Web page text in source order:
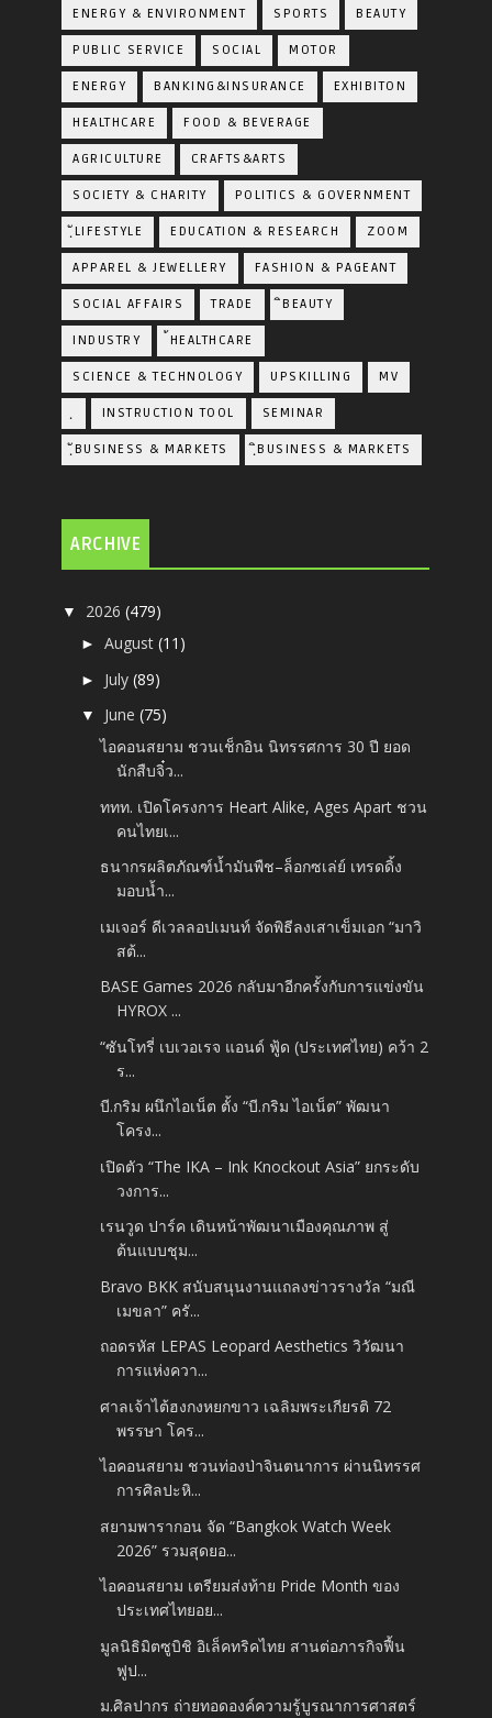
ENERGY & ENVIRONMENT SPORTS BEAUTY
PUBLIC SERVICE SOCIAL MOTOR
ENERGY BANKING&INSURANCE EXHIBITON
HEALTHCARE FOOD & BEVERAGE
AGRICULTURE CRAFTS&ARTS
SOCIETY & CHARITY POLITICS & GOVERNMENT
ฺัLIFESTYLE EDUCATION & RESEARCH ZOOM
APPAREL & JEWELLERY FASHION & PAGEANT
SOCIAL AFFAIRS TRADE ิBEAUTY
INDUSTRY ้HEALTHCARE
SCIENCE & TECHNOLOGY UPSKILLING MV
INSTRUCTION TOOL SEMINAR
ฺัBUSINESS & MARKETS ฺิBUSINESS & MARKETS
ARCHIVE
▼ 2026(479)
►August(11)
► July(89)
▼ June(75)
ไอคอนสยาม ชวนเช็กอิน นิทรรศการ 30 ปี ยอด
นักสืบจิ๋ว...
ททท. เปิดโครงการ Heart Alike, Ages Apart ชวน
คนไทยเ...
ธนากรผลิตภัณฑ์น้ำมันพืช–ล็อกซเล่ย์ เทรดดิ้ง
มอบน้ำ...
เมเจอร์ ดีเวลลอปเมนท์ จัดพิธีลงเสาเข็มเอก “มาวิ
สต้...
BASE Games 2026 กลับมาอีกครั้งกับการแข่งขัน
HYROX ...
“ซันโทรี่ เบเวอเรจ แอนด์ ฟู้ด (ประเทศไทย) คว้า 2
ร...
บี.กริม ผนึกไอเน็ต ตั้ง “บี.กริม ไอเน็ต” พัฒนา
โครง...
เปิดตัว “The IKA – Ink Knockout Asia” ยกระดับ
วงการ...
เรนวูด ปาร์ค เดินหน้าพัฒนาเมืองคุณภาพ สู่
ต้นแบบชุม...
Bravo BKK สนับสนุนงานแถลงข่าวรางวัล “มณี
เมขลา” ครั...
ถอดรหัส LEPAS Leopard Aesthetics วิวัฒนา
การแห่งควา...
ศาลเจ้าไต้ฮงกงหยกขาว เฉลิมพระเกียรติ 72
พรรษา โคร...
ไอคอนสยาม ชวนท่องป่าจินตนาการ ผ่านนิทรรศ
การศิลปะหิ...
สยามพารากอน จัด “Bangkok Watch Week
2026” รวมสุดยอ...
ไอคอนสยาม เตรียมส่งท้าย Pride Month ของ
ประเทศไทยอย...
มูลนิธิมิตซูบิชิ อิเล็คทริคไทย สานต่อภารกิจฟื้น
ฟูป...
ม.ศิลปากร ถ่ายทอดองค์ความรู้บูรณาการศาสตร์